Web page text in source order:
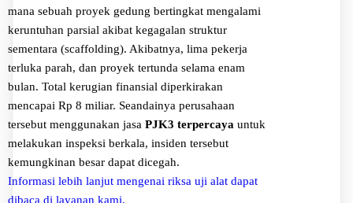
mana sebuah proyek gedung bertingkat mengalami
keruntuhan parsial akibat kegagalan struktur
sementara (scaffolding). Akibatnya, lima pekerja
terluka parah, dan proyek tertunda selama enam
bulan. Total kerugian finansial diperkirakan
mencapai Rp 8 miliar. Seandainya perusahaan
tersebut menggunakan jasa PJK3 terpercaya untuk
melakukan inspeksi berkala, insiden tersebut
kemungkinan besar dapat dicegah.
Informasi lebih lanjut mengenai riksa uji alat dapat
dibaca di layanan kami.